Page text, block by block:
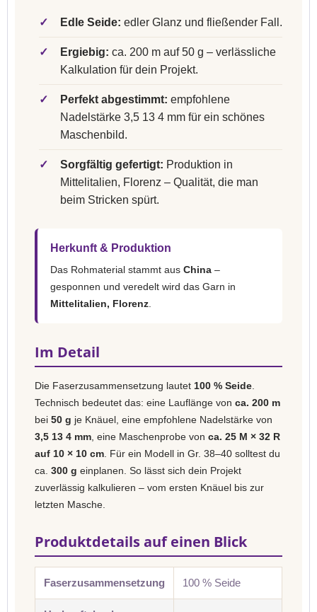
✓ Edle Seide: edler Glanz und fließender Fall.
✓ Ergiebig: ca. 200 m auf 50 g – verlässliche
Kalkulation für dein Projekt.
✓ Perfekt abgestimmt: empfohlene
Nadelstärke 3,5 13 4 mm für ein schönes
Maschenbild.
✓ Sorgfältig gefertigt: Produktion in
Mittelitalien, Florenz – Qualität, die man
beim Stricken spürt.
Herkunft & Produktion
Das Rohmaterial stammt aus China –
gesponnen und veredelt wird das Garn in
Mittelitalien, Florenz
Im Detail
Die Faserzusammensetzung lautet 100 % Seide
Technisch bedeutet das: eine Lauflänge von ca. 200 m
bei 50 g je Knäuel, eine empfohlene Nadelstärke von
3,5 13 4 mm , eine Maschenprobe von ca. 25 M × 32 R
auf 10 × 10 cm . Für ein Modell in Gr. 38–40 solltest du
ca. 300 g einplanen. So lässt sich dein Projekt
zuverlässig kalkulieren – vom ersten Knäuel bis zur
letzten Masche.
Produktdetails auf einen Blick
Faserzusammensetzung 100 % Seide